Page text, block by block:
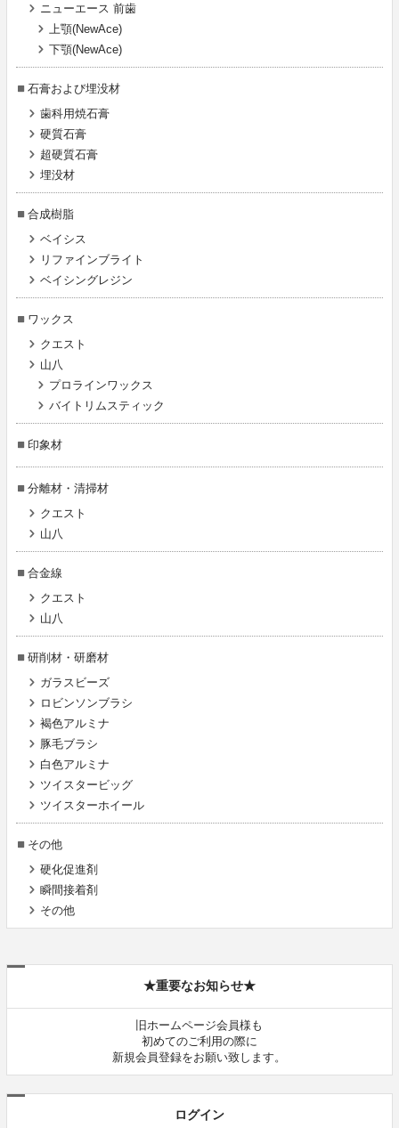
ニューエース 前歯
上顎(NewAce)
下顎(NewAce)
石膏および埋没材
歯科用焼石膏
硬質石膏
超硬質石膏
埋没材
合成樹脂
ベイシス
リファインブライト
ベイシングレジン
ワックス
クエスト
山八
プロラインワックス
バイトリムスティック
印象材
分離材・清掃材
クエスト
山八
合金線
クエスト
山八
研削材・研磨材
ガラスビーズ
ロビンソンブラシ
褐色アルミナ
豚毛ブラシ
白色アルミナ
ツイスタービッグ
ツイスターホイール
その他
硬化促進剤
瞬間接着剤
その他
★重要なお知らせ★
旧ホームページ会員様も
初めてのご利用の際に
新規会員登録をお願い致します。
ログイン